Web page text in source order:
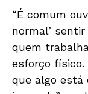
“É comum
normal’
quem
esforço
que algo está